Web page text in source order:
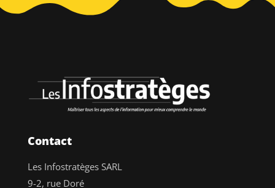
Contact
Les Infostratèges SARL
9-2, rue Doré